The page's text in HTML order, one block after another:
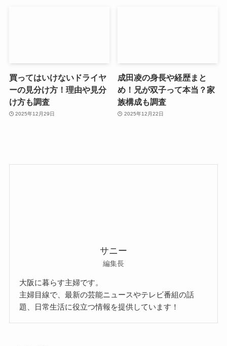
買ってはいけないドライヤ
ーの見分け方！理由や見分
け方も調査
2025年12月29日
成田凌の身長や経歴まと
め！兄が双子って本当？家
族構成も調査
2025年12月22日
サニー
編集長
大阪に暮らす主婦です。
主婦目線で、最新の芸能ニュースやテレビ番組の話
題、日常生活に役立つ情報を提供しています！